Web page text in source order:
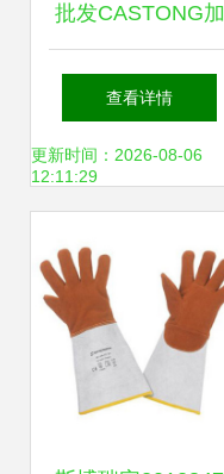
批发CASTONG加
长耐高温500度手
套，正品卡司顿
用品解析
查看详情
更新时间：2026-08-06
12:11:29